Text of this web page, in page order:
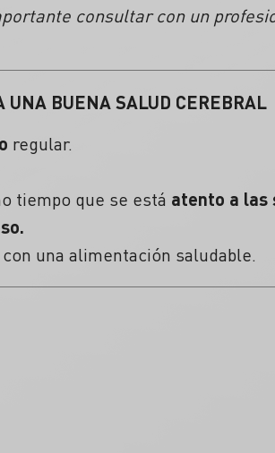
consultar con un
UNA BUENA SALUD CEREBRAL
regular.
tiempo que se está atento a las
una alimentación saludable.